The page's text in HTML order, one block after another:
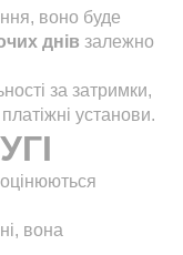
воно буде
днів залежно
за затримки,
установи.
вона